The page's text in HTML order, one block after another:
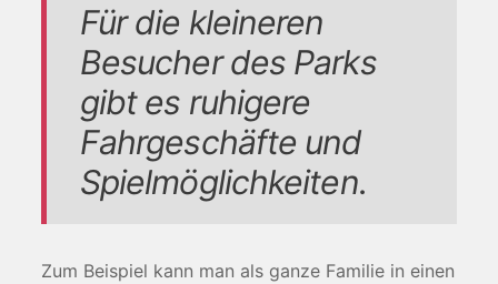
Für die kleineren
Besucher des Parks
gibt es ruhigere
Fahrgeschäfte und
Spielmöglichkeiten.
Zum Beispiel kann man als ganze Familie in einen